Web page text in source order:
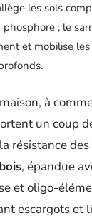
les sols
; le
et mobilise
maison, à
un coup
résistance
, épandue
et oligo-
escargots et